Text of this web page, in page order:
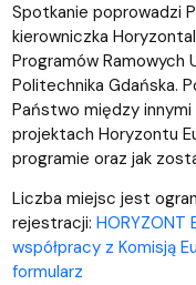
Spotkanie poprowadzi
kierowniczka
Programów Ramowych
Politechnika Gdańska.
Państwo między
projektach Horyzontu
programie oraz jak
Liczba miejsc jest
rejestracji: HORYZONT
współpracy z Komisją
formularz